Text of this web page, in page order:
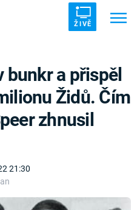
ŽIVĚ
21:30
a přispěl
Židů. Čím
zhnusil